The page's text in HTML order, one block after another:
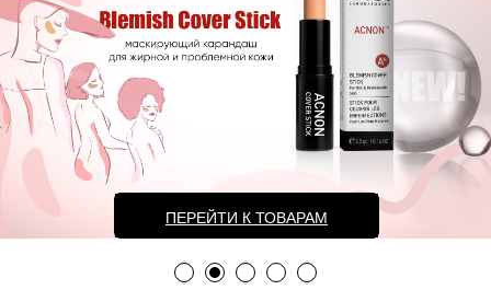
ПЕРЕЙТИ К ТОВАРАМ